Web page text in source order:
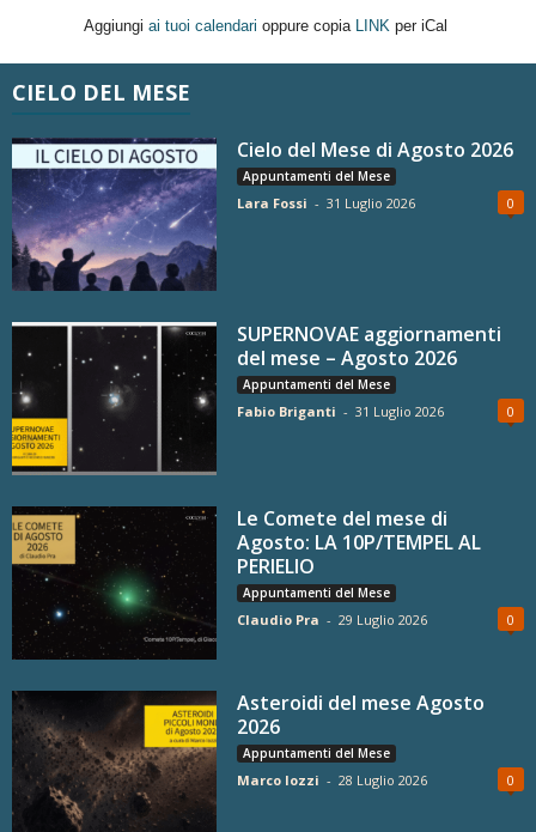
Aggiungi ai tuoi calendari oppure copia LINK per iCal
CIELO DEL MESE
Cielo del Mese di Agosto 2026
Appuntamenti del Mese
Lara Fossi - 31 Luglio 2026 0
SUPERNOVAE aggiornamenti
del mese – Agosto 2026
Appuntamenti del Mese
Fabio Briganti - 31 Luglio 2026 0
Le Comete del mese di
Agosto: LA 10P/TEMPEL AL
PERIELIO
Appuntamenti del Mese
Claudio Pra - 29 Luglio 2026 0
Asteroidi del mese Agosto
2026
Appuntamenti del Mese
Marco Iozzi - 28 Luglio 2026 0